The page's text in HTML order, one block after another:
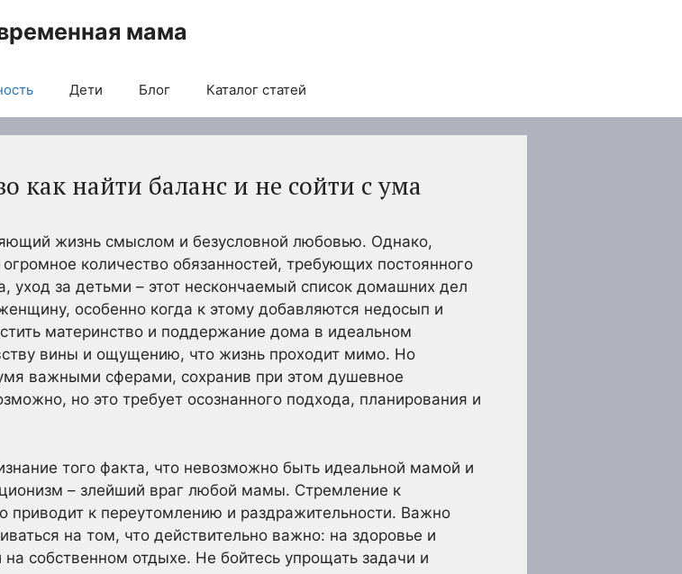
мама
Дети Блог Каталог статей
как найти баланс и не сойти с ума
жизнь смыслом и безусловной любовью. Однако,
количество обязанностей, требующих постоянного
уход за детьми – этот нескончаемый список домашних дел
особенно когда к этому добавляются недосып и
материнство и поддержание дома в идеальном
вины и ощущению, что жизнь проходит мимо. Но
важными сферами, сохранив при этом душевное
но это требует осознанного подхода, планирования и
того факта, что невозможно быть идеальной мамой и
– злейший враг любой мамы. Стремление к
приводит к переутомлению и раздражительности. Важно
на том, что действительно важно: на здоровье и
собственном отдыхе. Не бойтесь упрощать задачи и